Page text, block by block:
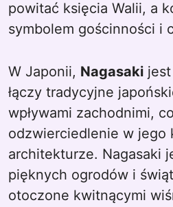
powitać księcia Walii, a
symbolem gościnności i
W Japonii, Nagasaki
łączy tradycyjne
wpływami zachodnimi,
odzwierciedlenie w jego
architekturze. Nagasaki
pięknych ogrodów i
otoczone kwitnącymi